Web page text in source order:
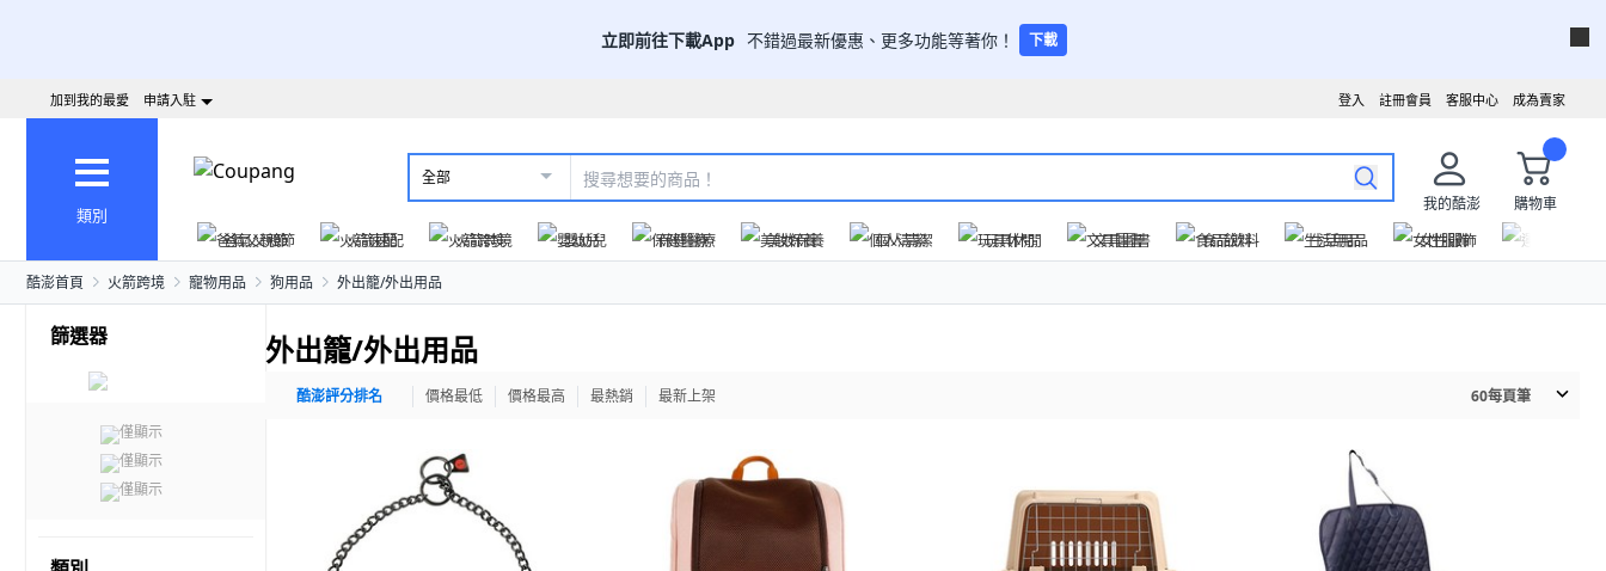
立即前往下載App 不錯過最新優惠、更多功能等著你！ 下載
成為賣家
客服中心
註冊會員
登入
加到我的最愛 申請入駐
類別
全部
我的酷澎
購物車
爸氣父親節
火箭速配 火箭跨境 嬰幼兒 保健醫療 美妝保養 個人清潔 玩具休閒 文具圖書 食品飲料 生活用品 女性服飾
酷澎首頁 火箭跨境 寵物用品 狗用品 外出籠/外出用品
篩選器
僅顯示
僅顯示
僅顯示
外出籠/外出用品
酷澎評分排名 價格最低 價格最高 最熱銷 最新上架 60每頁筆